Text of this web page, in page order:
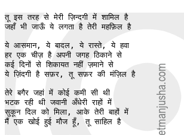
तू इस तरह से मेरी ज़िन्दगी में शामिल है
जहाँ भी जाऊँ ये लगता है तेरी महफ़िल है
ये आसमान, ये बादल, ये रास्ते, ये हवा
हर एक चीज़ है अपनी जगह ठिकाने से
कई दिनों से शिकायत नहीं ज़माने से
ये ज़िंदगी है सफ़र, तू सफ़र की मंज़िल है
तेरे बगैर जहां में कोई कमी सी थी
भटक रही थी जवानी अँधेरी राहों में
सुकून दिल को मिला, आके तेरी बाहों में
मैं एक खोई हुई मौज हूँ, तू साहिल है